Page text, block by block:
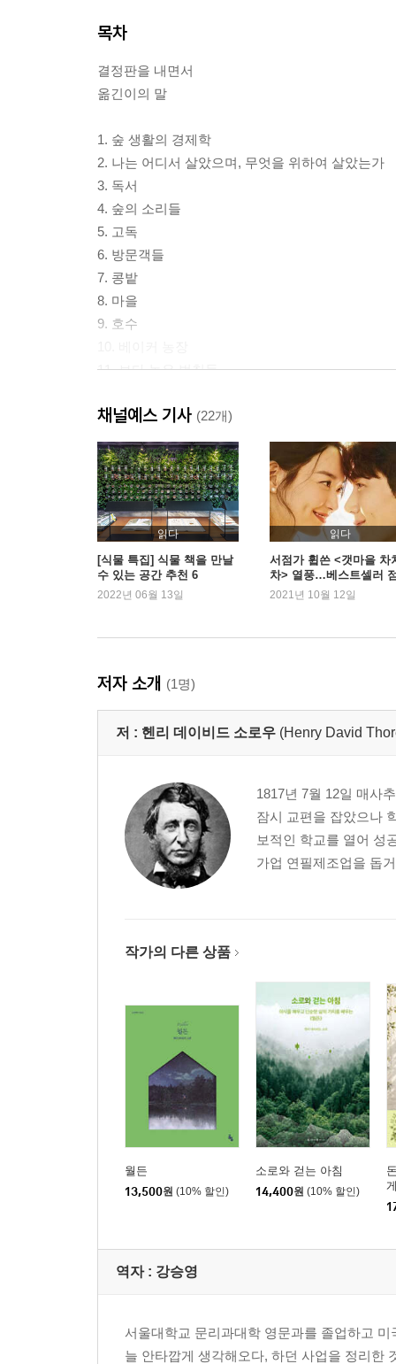
목차
결정판을 내면서
옮긴이의 말
1. 숲 생활의 경제학
2. 나는 어디서 살았으며, 무엇을 위하여 살았는가
3. 독서
4. 숲의 소리들
5. 고독
6. 방문객들
7. 콩밭
8. 마을
9. 호수
11. 보다 높은 법칙들
13. 집에 불 때기
14. 전에 살던 사람들 그리고 겨울의 방문객들
15. 겨울의 동물들
16. 겨울의 호수
17. 봄
18. 맺는말
헨리 데이빗 소로우의 연보
콩코드 읍과 그 주변의 지도
채널예스 기사 (22개)
읽다
[식물 특집] 식물 책을 만날
수 있는 공간 추천 6
2022년 06월 13일
읽다
서점가 휩쓴 <갯마을 차
차> 열풍…베스트셀러
부터 역주행 견인까지
2021년 10월 12일
저자 소개 (1명)
저 : 헨리 데이비드 소로우 (Henry David
1817년 7월 12일 매사
잠시 교편을 잡았으나
보적인 학교를 열어 성
가업 연필제조업을 돕
작가의 다른 상품
월든
13,500원 (10% 할인)
소로와 걷는 아침
14,400원 (10% 할인)
역자 : 강승영
서울대학교 문리과대학 영문과를 졸업하고
늘 안타깝게 생각해오다, 하던 사업을 정리한